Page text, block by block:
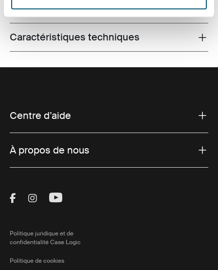
Toggle features
Toutes les caractéristiques
Toggle techspec
Caractéristiques techniques
Centre d’aide
À propos de nous
Visit Thule on Facebook (external link)
Visit Thule on Instagram (external link)
Visit Thule on Youtube (external
Politique juridique et de
confidentialité Case Logic
Politique de cookies